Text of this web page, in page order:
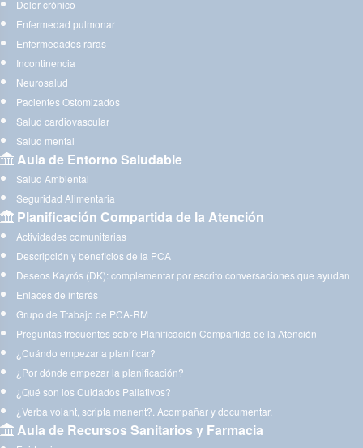
Dolor crónico
Enfermedad pulmonar
Enfermedades raras
Incontinencia
Neurosalud
Pacientes Ostomizados
Salud cardiovascular
Salud mental
Aula de Entorno Saludable
Salud Ambiental
Seguridad Alimentaria
Planificación Compartida de la Atención
Actividades comunitarias
Descripción y beneficios de la PCA
Deseos Kayrós (DK): complementar por escrito conversaciones que ayudan
Enlaces de interés
Grupo de Trabajo de PCA-RM
Preguntas frecuentes sobre Planificación Compartida de la Atención
¿Cuándo empezar a planificar?
¿Por dónde empezar la planificación?
¿Qué son los Cuidados Paliativos?
¿Verba volant, scripta manent?. Acompañar y documentar.
Aula de Recursos Sanitarios y Farmacia